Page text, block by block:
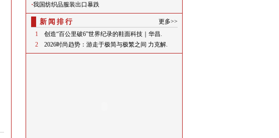
·我国纺织品服装出口暴跌
新闻排行
更多>>
1
创造“百公里破6”世界纪录的鞋面科技｜华昌.
2
2026时尚趋势：游走于极简与极繁之间 力克解.